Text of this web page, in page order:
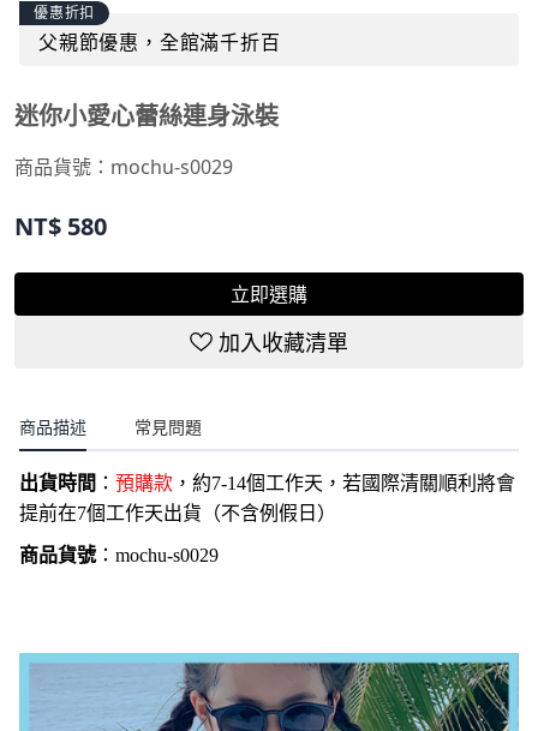
優惠折扣
父親節優惠，全館滿千折百
迷你小愛心蕾絲連身泳裝
商品貨號： mochu-s0029
NT$ 580
立即選購
加入收藏清單
商品描述 常見問題
出貨時間 ： 預購款 ，約7-14個工作天，若國際清關順利將會
提前在7個工作天出貨（不含例假日）
商品貨號： mochu-s0029